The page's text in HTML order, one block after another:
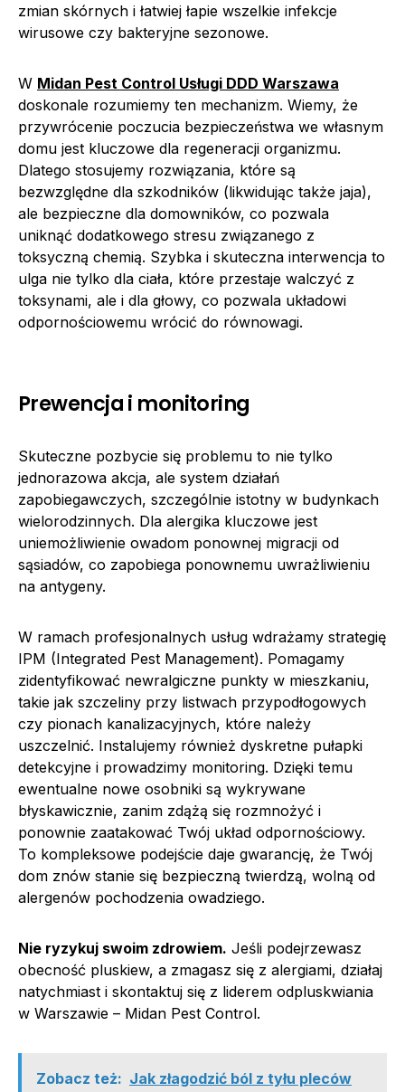
zmian skórnych i łatwiej łapie wszelkie infekcje
wirusowe czy bakteryjne sezonowe.
W Midan Pest Control Usługi DDD Warszawa
doskonale rozumiemy ten mechanizm. Wiemy, że
przywrócenie poczucia bezpieczeństwa we własnym
domu jest kluczowe dla regeneracji organizmu.
Dlatego stosujemy rozwiązania, które są
bezwzględne dla szkodników (likwidując także jaja),
ale bezpieczne dla domowników, co pozwala
uniknąć dodatkowego stresu związanego z
toksyczną chemią. Szybka i skuteczna interwencja to
ulga nie tylko dla ciała, które przestaje walczyć z
toksynami, ale i dla głowy, co pozwala układowi
odpornościowemu wrócić do równowagi.
Prewencja i monitoring
Skuteczne pozbycie się problemu to nie tylko
jednorazowa akcja, ale system działań
zapobiegawczych, szczególnie istotny w budynkach
wielorodzinnych. Dla alergika kluczowe jest
uniemożliwienie owadom ponownej migracji od
sąsiadów, co zapobiega ponownemu uwrażliwieniu
na antygeny.
W ramach profesjonalnych usług wdrażamy strategię
IPM (Integrated Pest Management). Pomagamy
zidentyfikować newralgiczne punkty w mieszkaniu,
takie jak szczeliny przy listwach przypodłogowych
czy pionach kanalizacyjnych, które należy
uszczelnić. Instalujemy również dyskretne pułapki
detekcyjne i prowadzimy monitoring. Dzięki temu
ewentualne nowe osobniki są wykrywane
błyskawicznie, zanim zdążą się rozmnożyć i
ponownie zaatakować Twój układ odpornościowy.
To kompleksowe podejście daje gwarancję, że Twój
dom znów stanie się bezpieczną twierdzą, wolną od
alergenów pochodzenia owadziego.
Nie ryzykuj swoim zdrowiem. Jeśli podejrzewasz
obecność pluskiew, a zmagasz się z alergiami, działaj
natychmiast i skontaktuj się z liderem odpluskwiania
w Warszawie – Midan Pest Control.
Zobacz też: Jak złagodzić ból z tyłu pleców